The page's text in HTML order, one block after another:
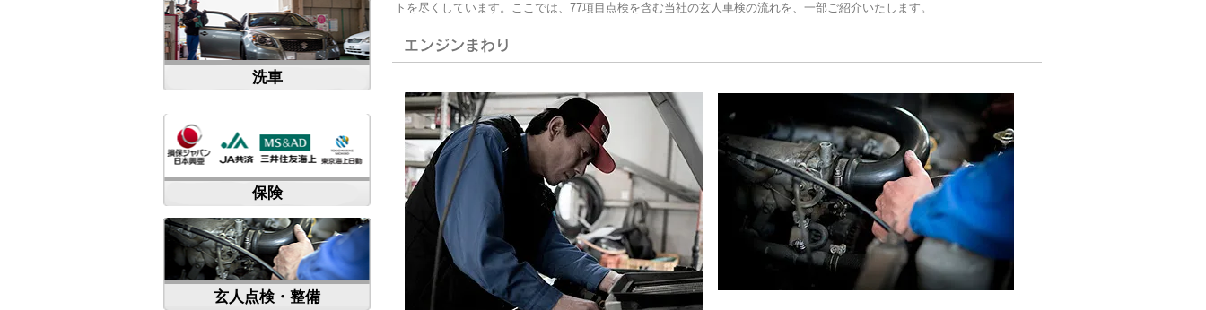
洗車
保険
玄人点検・整備
トを尽くしています。ここでは、77項目点検を含む当社の玄人車検の流れを、一部ご紹介いたします。
エンジンまわり